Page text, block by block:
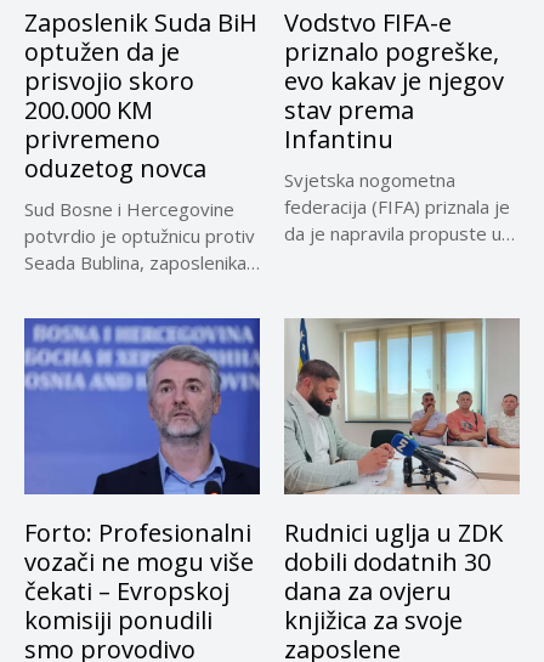
Zaposlenik Suda BiH
optužen da je
prisvojio skoro
200.000 KM
privremeno
oduzetog novca
Sud Bosne i Hercegovine
potvrdio je optužnicu protiv
Seada Bublina, zaposlenika
Vodstvo FIFA-e
priznalo pogreške,
evo kakav je njegov
stav prema
Infantinu
Svjetska nogometna
federacija (FIFA) priznala je
da je napravila propuste u
Forto: Profesionalni
vozači ne mogu više
čekati – Evropskoj
komisiji ponudili
smo provodivo
Rudnici uglja u ZDK
dobili dodatnih 30
dana za ovjeru
knjižica za svoje
zaposlene